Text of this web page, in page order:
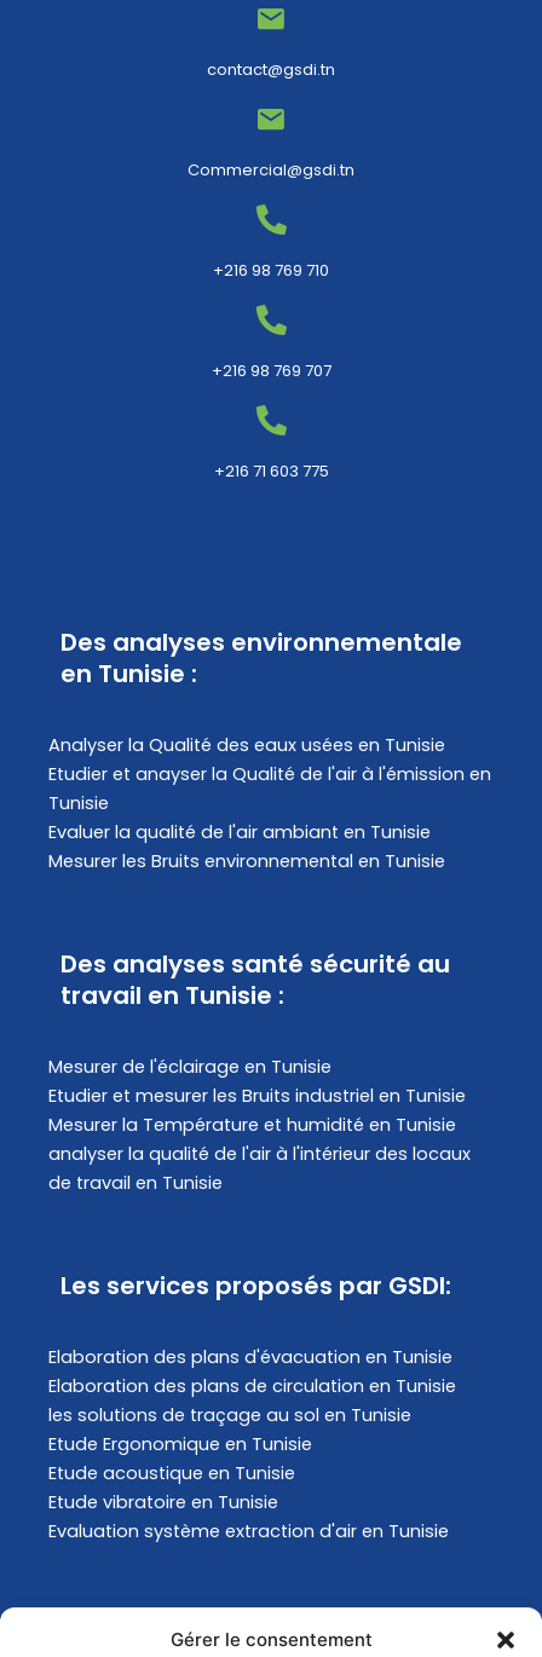
Gérer le consentement
contact@gsdi.tn
Commercial@gsdi.tn
+216 98 769 710
+216 98 769 707
+216 71 603 775
Des analyses environnementale
en Tunisie :
Analyser la Qualité des eaux usées en Tunisie
Etudier et anayser la Qualité de l'air à l'émission en
Tunisie
Evaluer la qualité de l'air ambiant en Tunisie
Mesurer les Bruits environnemental en Tunisie
Des analyses santé sécurité au
travail en Tunisie :
Mesurer de l'éclairage en Tunisie
Etudier et mesurer les Bruits industriel en Tunisie
Mesurer la Température et humidité en Tunisie
analyser la qualité de l'air à l'intérieur des locaux
de travail en Tunisie
Les services proposés par GSDI:
Elaboration des plans d'évacuation​ en Tunisie
Elaboration des plans de circulation en Tunisie
les solutions de traçage au sol en Tunisie
Etude Ergonomique en Tunisie
Etude acoustique en Tunisie
Etude vibratoire en Tunisie
Evaluation système extraction d'air en Tunisie
Actualités